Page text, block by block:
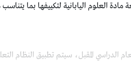
العلوم اليابانية لتكييفها بما
الدراسي المقبل، سيتم تطبيق النظام